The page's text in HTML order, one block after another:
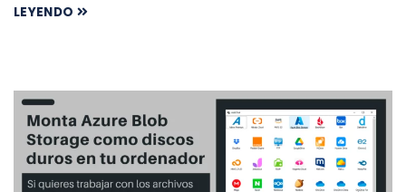
LEYENDO